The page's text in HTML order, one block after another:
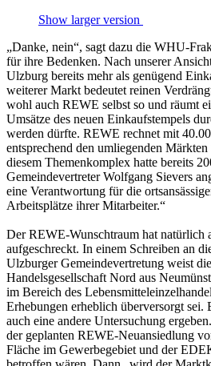
Show larger version
„Danke, nein“, sagt dazu die WHU-
für ihre Bedenken. Nach unserer
Ulzburg bereits mehr als genügend
weiterer Markt bedeutet reinen
wohl auch REWE selbst so und räumt
Umsätze des neuen Einkaufstempels
werden dürfte. REWE rechnet mit
entsprechend den umliegenden
diesem Themenkomplex hatte bereits
Gemeindevertreter Wolfgang Sievers
eine Verantwortung für die
Arbeitsplätze ihrer Mitarbeiter.“
Der REWE-Wunschtraum hat natürlich
aufgeschreckt. In einem Schreiben an
Ulzburger Gemeindevertretung weist
Handelsgesellschaft Nord aus
im Bereich des
Erhebungen erheblich überversorgt sei.
auch eine andere Untersuchung
der geplanten REWE-Neuansiedlung
Fläche im Gewerbegebiet und der